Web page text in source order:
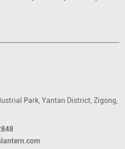
Park, Yantan District, Zigong,